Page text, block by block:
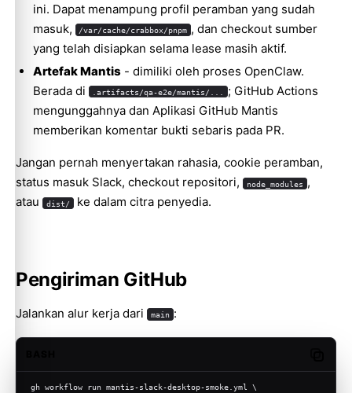
ini. Dapat menampung profil peramban yang sudah
masuk,
/var/cache/crabbox/pnpm , dan checkout sumber
yang telah disiapkan selama lease masih aktif.
Artefak Mantis- dimiliki oleh proses OpenClaw.
Berada di
.artifacts/qa-e2e/mantis/...
; GitHub Actions
mengunggahnya dan Aplikasi GitHub Mantis
memberikan komentar bukti sebaris pada PR.
Jangan pernah menyertakan rahasia, cookie peramban,
status masuk Slack, checkout repositori,
node_modules ,
atau
dist/ ke dalam citra penyedia.
Pengiriman GitHub
Jalankan alur kerja dari main :
gh workflow run mantis-slack-desktop-smoke.yml \